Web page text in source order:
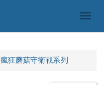
瘋狂蘑菇守衛戰系列